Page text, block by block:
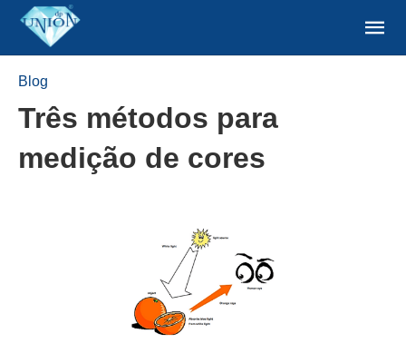
Blog
Três métodos para
medição de cores